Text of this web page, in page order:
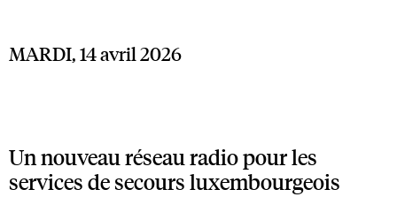
MARDI, 14 avril 2026
Un nouveau réseau radio pour les
services de secours luxembourgeois